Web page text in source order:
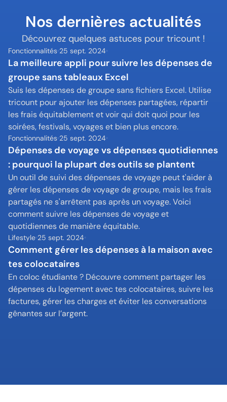
Nos dernières actualités
Découvrez quelques astuces pour tricount !
Fonctionnalités 25 sept. 2024
La meilleure appli pour suivre les dépenses de
groupe sans tableaux Excel
Suis les dépenses de groupe sans fichiers Excel. Utilise
tricount pour ajouter les dépenses partagées, répartir
les frais équitablement et voir qui doit quoi pour les
soirées, festivals, voyages et bien plus encore.
Fonctionnalités 25 sept. 2024
Dépenses de voyage vs dépenses quotidiennes
: pourquoi la plupart des outils se plantent
Un outil de suivi des dépenses de voyage peut t'aider à
gérer les dépenses de voyage de groupe, mais les frais
partagés ne s'arrêtent pas après un voyage. Voici
comment suivre les dépenses de voyage et
quotidiennes de manière équitable.
Lifestyle 25 sept. 2024
Comment gérer les dépenses à la maison avec
tes colocataires
En coloc étudiante ? Découvre comment partager les
dépenses du logement avec tes colocataires, suivre les
factures, gérer les charges et éviter les conversations
gênantes sur l’argent.